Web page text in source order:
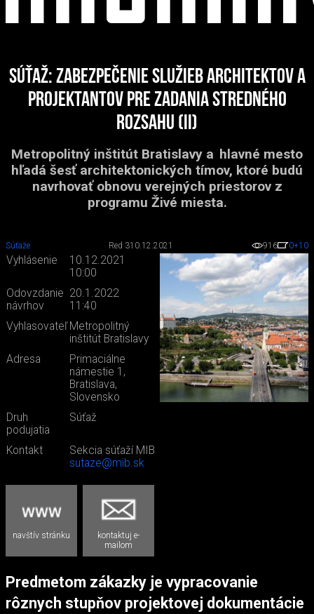
Súťaž: Zabezpečenie služieb architektov a
projektantov pre zadania stredného
rozsahu (II)
Metropolitný inštitút Bratislavy a hlavné mesto
hľadá šesť architektonických tímov, ktoré budú
navrhovať obnovu verejných priestorov z
programu Živé miesta.
Súťaže Red 310.12.2021 916 0+10
Vyhlásenie
10.12.2021
10:00
Odovzdanie
návrhov
20.1.2022
11:40
Vyhlasovateľ Metropolitný
inštitút Bratislavy
Adresa
Primaciálne
námestie 1,
Bratislava,
Slovensko
Druh
podujatia
Súťaž
Kontakt
Sekcia súťaží MIB
sutaze@mib.sk
navštív stránku
kontaktuj e-
mailom
Predmetom zákazky je vypracovanie
rôznych stupňov projektovej dokumentácie